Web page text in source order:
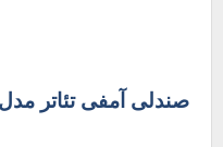
صندلی آمفی تئاتر مدل 1720 اروند